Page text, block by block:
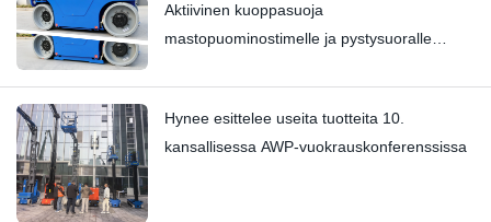
Aktiivinen kuoppasuoja
mastopuominostimelle ja pystysuoralle
Hynee esittelee useita tuotteita 10.
kansallisessa AWP-vuokrauskonferenssissa